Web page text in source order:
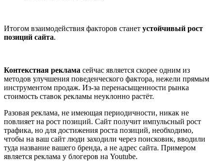
Итогом взаимодействия факторов станет устойчивый рост
позиций сайта.
Контекстная реклама сейчас является скорее одним из
методов улучшения поведенческого фактора, нежели прямым
инструментом продаж. Из-за перенасыщенности рынка
стоимость ставок рекламы неуклонно растёт.
Разовая реклама, не имеющая периодичности, никак не
повлияет на рост позиций. Сайт получит импульсный рост
трафика, но для достижения роста позиций, необходимо,
чтобы на ваш сайт люди заходили через поисковик, вводили
туда название вашего бренда, а не адрес сайта. Примером
является реклама у блогеров на Youtube.